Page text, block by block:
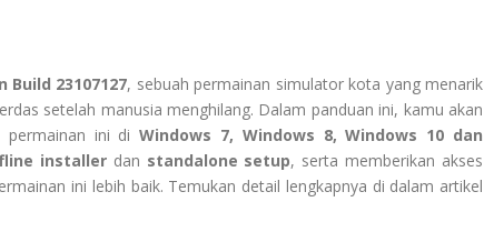
Build 23107127, sebuah permainan simulator kota yang menarik
setelah manusia menghilang. Dalam panduan ini, kamu akan
permainan ini diWindows 7, Windows 8, Windows 10 dan
installerdan standalone setup, serta memberikan akses
ini lebih baik. Temukan detail lengkapnya di dalam artikel